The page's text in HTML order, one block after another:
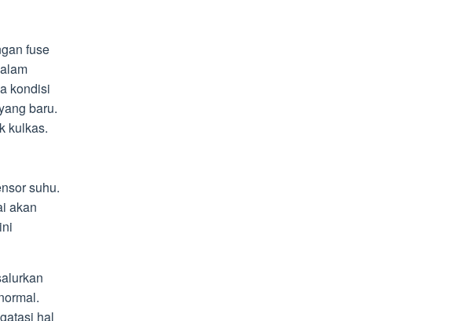
fuse
kondisi
baru.
kulkas.
suhu.
akan
hal